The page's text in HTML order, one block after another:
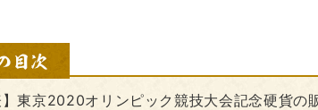
】東京2020オリンピック競技大会記念硬貨の